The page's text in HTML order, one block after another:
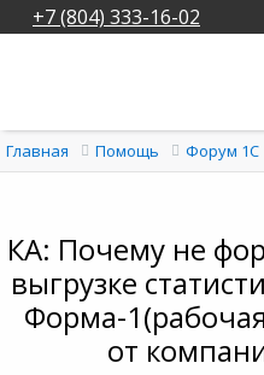
+7 (804) 333-16-02
Главная Помощь Форум 1C
КА: Почему не
выгрузке
Форма-
от